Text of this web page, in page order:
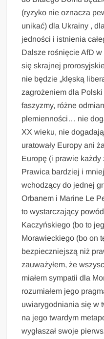
(ryzyko nie oznacza
unikać) dla Ukrainy ,
jedności i istnienia
Dalsze rośnięcie AfD
się skrajnej
nie będzie „klęską
zagrożeniem dla
faszyzmy, różne
plemienności… nie
XX wieku, nie
uratowały Europy ani
Europę (i prawie każdy
Prawica bardziej i
wchodzący do jednej
Orbanem i Marine Le
to wystarczający
Kaczyńskiego (bo to
Morawieckiego (bo on
bezpieczniejszą niż
zauważyłem, że
miałem sympatii dla
rozumiałem jego
uwiarygodniania się w
na jego twardym
wygłaszał swoje